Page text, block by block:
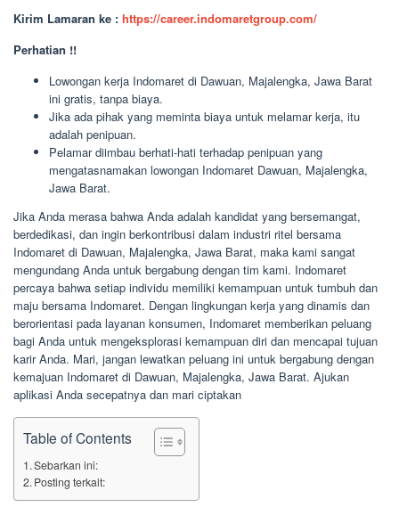
Kirim Lamaran ke : https://career.indomaretgroup.com/
Perhatian !!
Lowongan kerja Indomaret di Dawuan, Majalengka, Jawa Barat
ini gratis, tanpa biaya.
Jika ada pihak yang meminta biaya untuk melamar kerja, itu
adalah penipuan.
Pelamar diimbau berhati-hati terhadap penipuan yang
mengatasnamakan lowongan Indomaret Dawuan, Majalengka,
Jawa Barat.
Jika Anda merasa bahwa Anda adalah kandidat yang bersemangat,
berdedikasi, dan ingin berkontribusi dalam industri ritel bersama
Indomaret di Dawuan, Majalengka, Jawa Barat, maka kami sangat
mengundang Anda untuk bergabung dengan tim kami. Indomaret
percaya bahwa setiap individu memiliki kemampuan untuk tumbuh dan
maju bersama Indomaret. Dengan lingkungan kerja yang dinamis dan
berorientasi pada layanan konsumen, Indomaret memberikan peluang
bagi Anda untuk mengeksplorasi kemampuan diri dan mencapai tujuan
karir Anda. Mari, jangan lewatkan peluang ini untuk bergabung dengan
kemajuan Indomaret di Dawuan, Majalengka, Jawa Barat. Ajukan
aplikasi Anda secepatnya dan mari ciptakan
Table of Contents
Sebarkan ini:
Posting terkait: